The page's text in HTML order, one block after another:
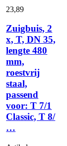
aantal
23,89
Zuigbuis, 2
x, T, DN 35,
lengte 480
mm,
roestvrij
staal,
passend
voor: T 7/1
Classic, T 8/
…